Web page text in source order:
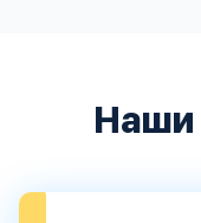
Наши